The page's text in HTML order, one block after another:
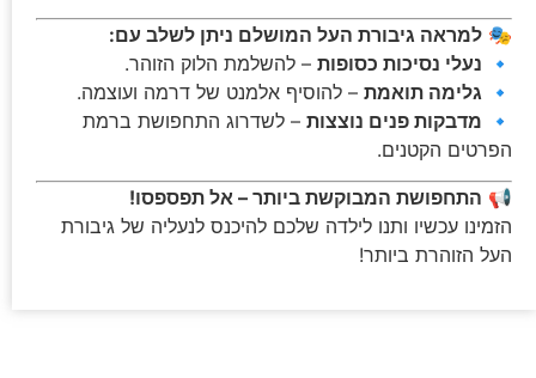
🎭 למראה גיבורת העל המושלם ניתן לשלב עם:
🔹 נעלי נסיכות כסופות – להשלמת הלוק הזוהר.
🔹 גלימה תואמת – להוסיף אלמנט של דרמה ועוצמה.
🔹 מדבקות פנים נוצצות – לשדרוג התחפושת ברמת
הפרטים הקטנים.
📢 התחפושת המבוקשת ביותר – אל תפספסו!
הזמינו עכשיו ותנו לילדה שלכם להיכנס לנעליה של גיבורת
העל הזוהרת ביותר!